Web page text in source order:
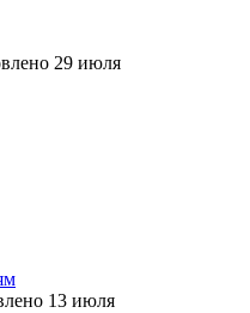
29 июля
13 июля